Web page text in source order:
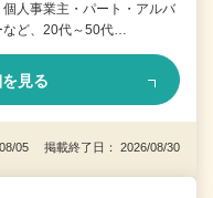
人事業主・パート・アルバ
など、20代～50代…
見る
05 掲載終了日： 2026/08/30